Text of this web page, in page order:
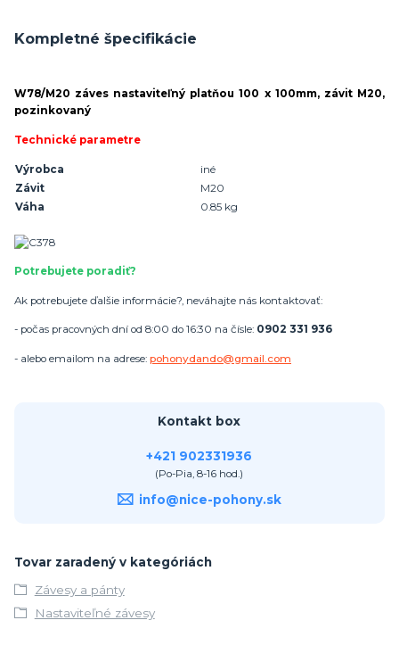
Kompletné špecifikácie
W78/M20 záves nastaviteľný platňou 100 x 100mm, závit M20,
pozinkovaný
Technické parametre
Výrobca
iné
Závit
M20
Váha
0.85 kg
Potrebujete poradiť?
Ak potrebujete ďalšie informácie?, neváhajte nás kontaktovať:
- počas pracovných dní od 8:00 do 16:30 na čísle: 0902 331 936
- alebo emailom na adrese: pohonydando@gmail.com
Kontakt box
+421 902331936
(Po-Pia, 8-16 hod.)
info@nice-pohony.sk
Tovar zaradený v kategóriách
Závesy a pánty
Nastaviteľné závesy